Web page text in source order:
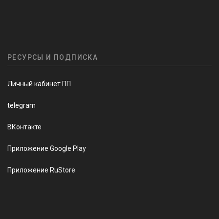
РЕСУРСЫ И ПОДПИСКА
Личный кабинет ПП
telegram
ВКонтакте
Приложение Google Play
Приложение RuStore